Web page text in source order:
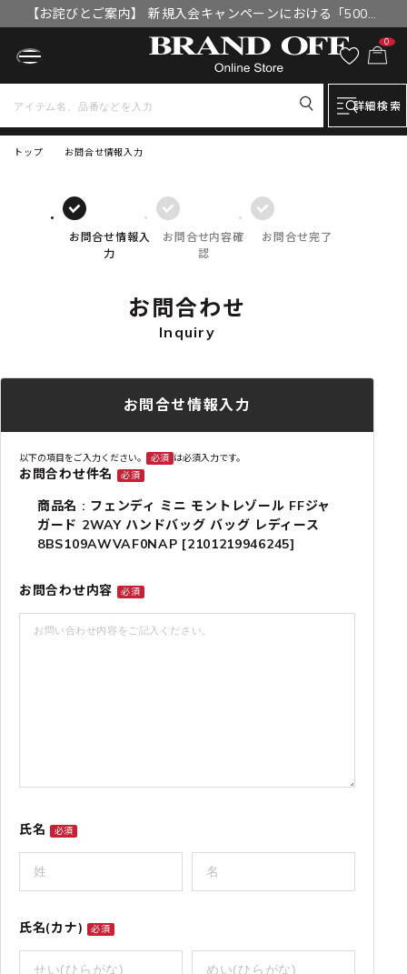
【お詫びとご案内】 新規入会キャンペーンにおける「500円
OFFクーポン」付与漏れと補填について
0
詳細検索
トップ お問合せ情報入力
お問合せ情報入
力
お問合せ内容確
認
お問合せ完了
お問合わせ
Inquiry
お問合せ情報入力
以下の項目をご入力ください。 必須 は必須入力です。
お問合わせ件名 必須
商品名 : フェンディ ミニ モントレゾール FFジャ
ガード 2WAY ハンドバッグ バッグ レディース
8BS109AWVAF0NAP [2101219946245]
お問合わせ内容 必須
氏名 必須
氏名(カナ) 必須